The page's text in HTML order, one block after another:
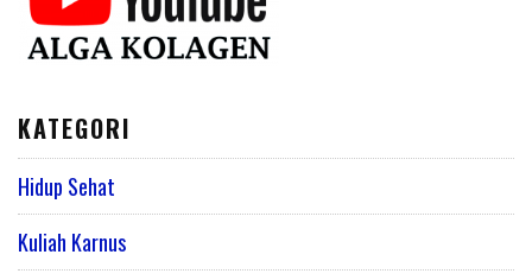
KATEGORI
Hidup Sehat
Kuliah Karnus